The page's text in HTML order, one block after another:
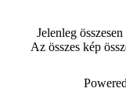
Jelenleg
Az összes kép